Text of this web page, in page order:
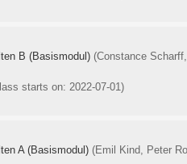
B (Basismodul) (Constance
starts on: 2022-07-01)
A (Basismodul) (Emil Kind, Peter